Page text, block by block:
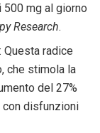
500 mg al giorno
Research.
: Questa radice
che stimola la
del 27%
disfunzioni